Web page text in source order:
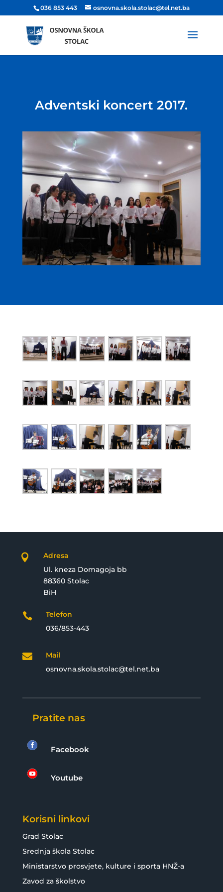
036 853 443 osnovna.skola.stolac@tel.net.ba
Adventski koncert 2017.

Adresa
Ul. kneza Domagoja bb
88360 Stolac
BiH

Telefon
036/853-443

Mail
osnovna.skola.stolac@tel.net.ba
Pratite nas
 Facebook
 Youtube
Korisni linkovi
Grad Stolac
Srednja škola Stolac
Ministarstvo prosvjete, kulture i sporta HNŽ-a
Zavod za školstvo